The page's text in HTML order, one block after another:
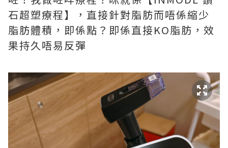
石超塑療程】，直接針對脂肪而唔係縮少
脂肪體積，即係點？即係直接KO脂肪，效
果持久唔易反彈